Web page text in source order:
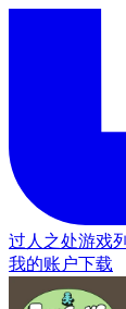
过人之处游戏
我的账户下载